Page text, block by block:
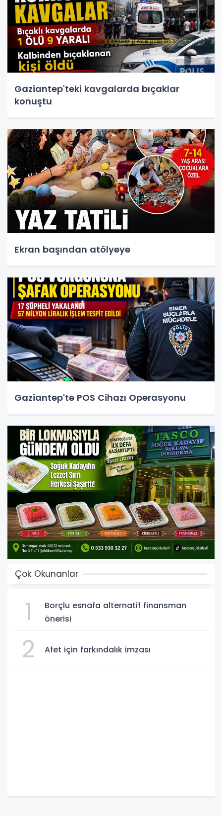
Gaziantep'teki kavgalarda bıçaklar
konuştu
Ekran başından atölyeye
Gaziantep'te POS Cihazı Operasyonu
Çok Okunanlar
1
Borçlu esnafa alternatif finansman
önerisi
2 Afet için farkındalık imzası